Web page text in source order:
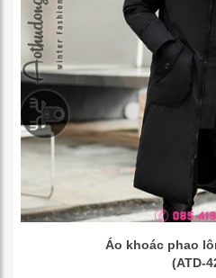
Áo khoác phao
(ATD-